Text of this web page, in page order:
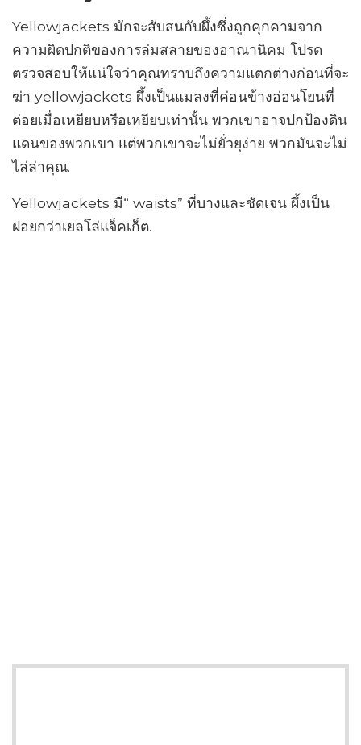
Yellowjackets มักจะสับสนกับผึ้งซึ่งถูกคุกคามจาก
ความผิดปกติของการล่มสลายของอาณานิคม โปรด
ตรวจสอบให้แน่ใจว่าคุณทราบถึงความแตกต่างก่อนที่จะ
ฆ่า yellowjackets ผึ้งเป็นแมลงที่ค่อนข้างอ่อนโยนที่
ต่อยเมื่อเหยียบหรือเหยียบเท่านั้น พวกเขาอาจปกป้องดิน
แดนของพวกเขา แต่พวกเขาจะไม่ยั่วยุง่าย พวกมันจะไม่
ไล่ล่าคุณ.
Yellowjackets มี“ waists” ที่บางและชัดเจน ผึ้งเป็น
ฝอยกว่าเยลโล่แจ็คเก็ต.